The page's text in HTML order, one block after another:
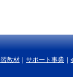
教材 ｜ サポート事業 ｜